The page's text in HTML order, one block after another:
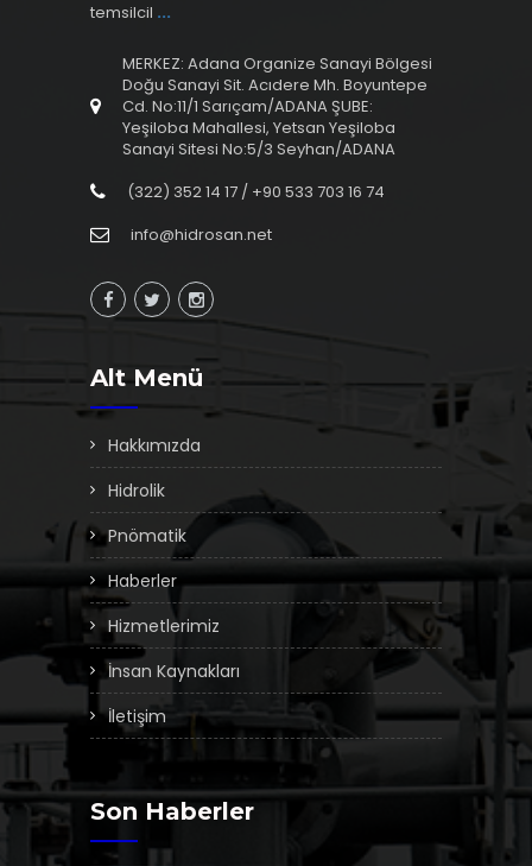
temsilcil ...
MERKEZ: Adana Organize Sanayi Bölgesi
Doğu Sanayi Sit. Acıdere Mh. Boyuntepe
Cd. No:11/1 Sarıçam/ADANA ŞUBE:
Yeşiloba Mahallesi, Yetsan Yeşiloba
Sanayi Sitesi No:5/3 Seyhan/ADANA
(322) 352 14 17 / +90 533 703 16 74
info@hidrosan.net
Alt Menü
Hakkımızda
Hidrolik
Pnömatik
Haberler
Hizmetlerimiz
İnsan Kaynakları
İletişim
Son Haberler